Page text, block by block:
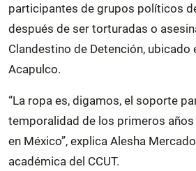
participantes de grupos políticos
después de ser torturadas o
Clandestino de Detención, ubicado
Acapulco.
“La ropa es, digamos, el soporte
temporalidad de los primeros años
en México”, explica Alesha
académica del CCUT.